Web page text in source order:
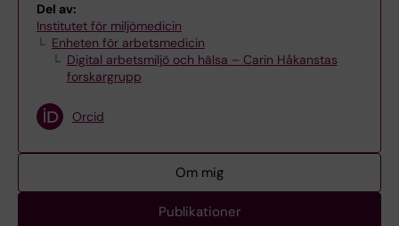
Del av:
Institutet för miljömedicin
Enheten för arbetsmedicin
Digital arbetsmiljö och hälsa – Carin Håkanstas
forskargrupp
Orcid
Om mig
Publikationer